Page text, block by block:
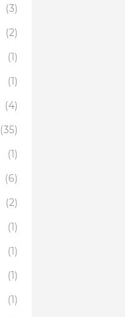
(3)
(2)
(1)
(1)
(4)
(35)
(1)
(6)
(2)
(1)
(1)
(1)
(1)